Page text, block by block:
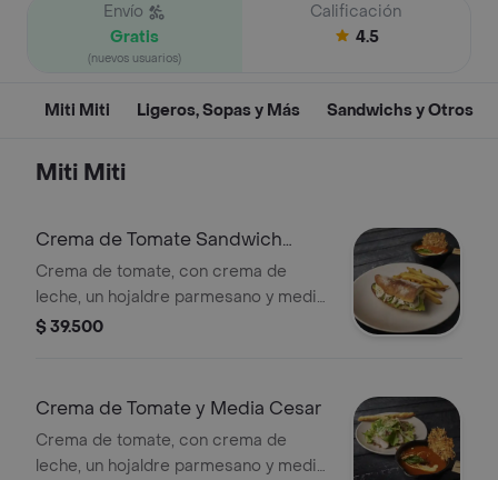
Envío
Gratis
(nuevos usuarios)
Calificación
4.5
Miti Miti Ligeros, Sopas y Más Sandwichs y Otros
Miti Miti
Crema de Tomate Sandwich
Cesar y Papas
Crema de tomate, con crema de
leche, un hojaldre parmesano y medio
Sandwich Cesar con papas.
$ 39.500
Crema de Tomate y Media Cesar
Crema de tomate, con crema de
leche, un hojaldre parmesano y media